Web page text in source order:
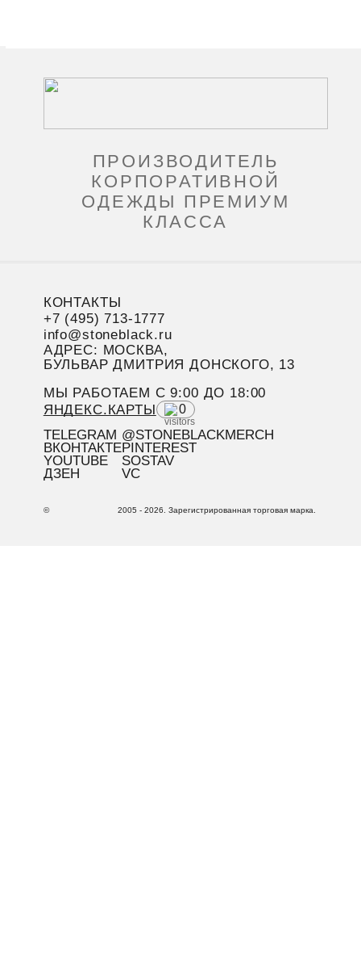
ПРОИЗВОДИТЕЛЬ
КОРПОРАТИВНОЙ
ОДЕЖДЫ ПРЕМИУМ
КЛАССА
КОНТАКТЫ
+7 (495) 713-1777
info@stoneblack.ru
АДРЕС: МОСКВА,
БУЛЬВАР ДМИТРИЯ ДОНСКОГО, 13
МЫ РАБОТАЕМ C 9:00 ДО 18:00
ЯНДЕКС.КАРТЫ
0
TELEGRAM
ВКОНТАКТЕ
YOUTUBE
ДЗЕН
@STONEBLACKMERCH
PINTEREST
SOSTAV
VC
© 2005 - 2026. Зарегистрированная торговая марка.